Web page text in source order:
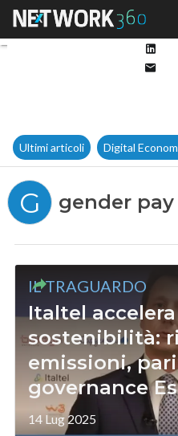
Ultimi articoli Digital
G gender
IL TRAGUARDO
Italtel
sostenibilità:
emissioni,
governance
14 Lug 2025